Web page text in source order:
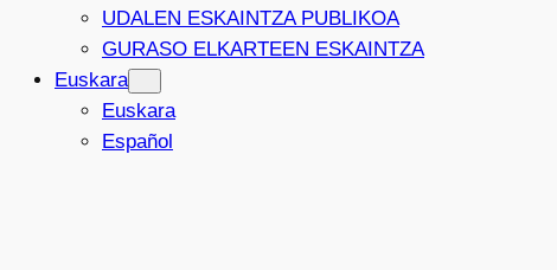
UDALEN ESKAINTZA PUBLIKOA
GURASO ELKARTEEN ESKAINTZA
Euskara
Euskara
Español